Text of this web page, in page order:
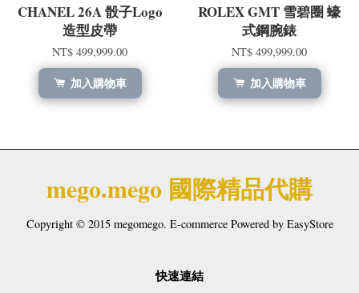
CHANEL 26A 骰子Logo
造型皮帶
NT$ 499,999.00
加入購物車
ROLEX GMT 雪碧圈 蠔
式鋼腕錶
NT$ 499,999.00
加入購物車
mego.mego 國際精品代購
Copyright © 2015 megomego. E-commerce Powered by EasyStore
快速連結